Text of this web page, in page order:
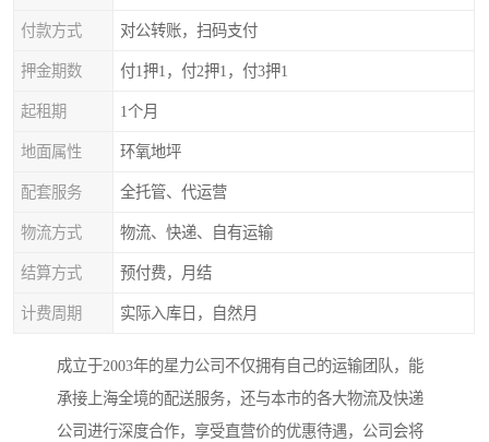
付款方式 对公转账，扫码支付
押金期数 付1押1，付2押1，付3押1
起租期 1个月
地面属性 环氧地坪
配套服务 全托管、代运营
物流方式 物流、快递、自有运输
结算方式 预付费，月结
计费周期 实际入库日，自然月
成立于2003年的星力公司不仅拥有自己的运输团队，能
承接上海全境的配送服务，还与本市的各大物流及快递
公司进行深度合作，享受直营价的优惠待遇，公司会将